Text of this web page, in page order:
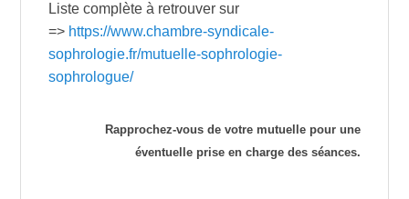
Liste complète à retrouver sur
=> https://www.chambre-syndicale-
sophrologie.fr/mutuelle-sophrologie-
sophrologue/
Rapprochez-vous de votre mutuelle pour une
éventuelle prise en charge des séances.